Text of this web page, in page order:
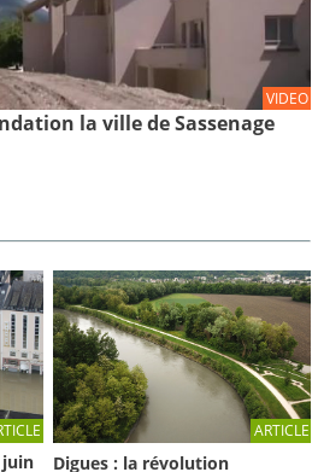
VIDEO
la ville de Sassenage
juin
ARTICLE
Digues : la révolution